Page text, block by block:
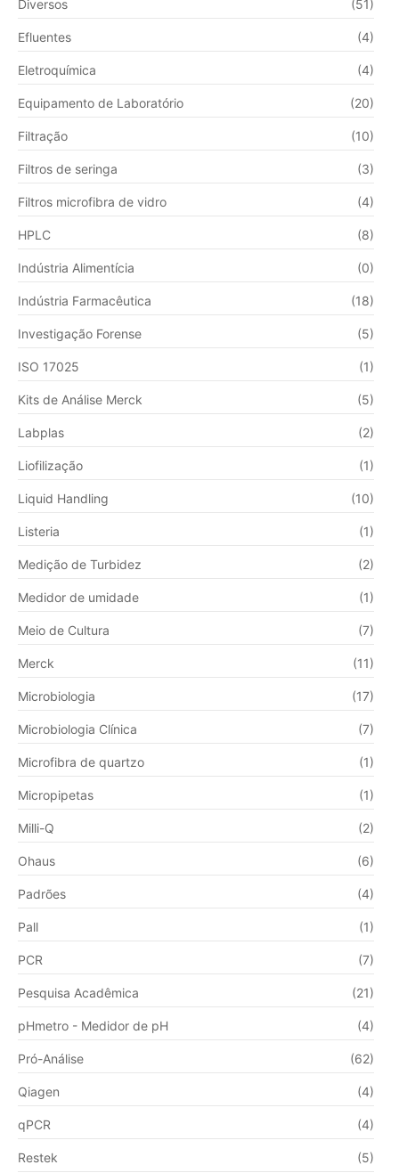
Diversos (51)
Efluentes (4)
Eletroquímica (4)
Equipamento de Laboratório (20)
Filtração (10)
Filtros de seringa (3)
Filtros microfibra de vidro (4)
HPLC (8)
Indústria Alimentícia (0)
Indústria Farmacêutica (18)
Investigação Forense (5)
ISO 17025 (1)
Kits de Análise Merck (5)
Labplas (2)
Liofilização (1)
Liquid Handling (10)
Listeria (1)
Medição de Turbidez (2)
Medidor de umidade (1)
Meio de Cultura (7)
Merck (11)
Microbiologia (17)
Microbiologia Clínica (7)
Microfibra de quartzo (1)
Micropipetas (1)
Milli-Q (2)
Ohaus (6)
Padrões (4)
Pall (1)
PCR (7)
Pesquisa Acadêmica (21)
pHmetro - Medidor de pH (4)
Pró-Análise (62)
Qiagen (4)
qPCR (4)
Restek (5)